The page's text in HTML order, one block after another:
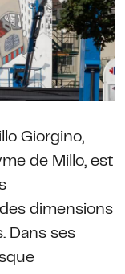
Giorgino,
de Millo, est
dimensions
Dans ses